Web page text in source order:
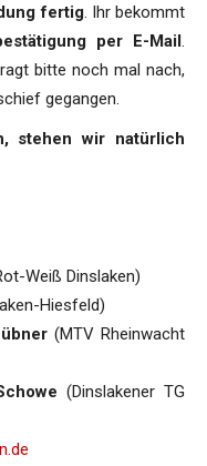
fertig. Ihr bekommt
per E-Mail
bitte noch mal nach,
gegangen.
stehen wir natürlich
Weiß Dinslaken)
Hiesfeld)
(MTV Rheinwacht
(Dinslakener TG